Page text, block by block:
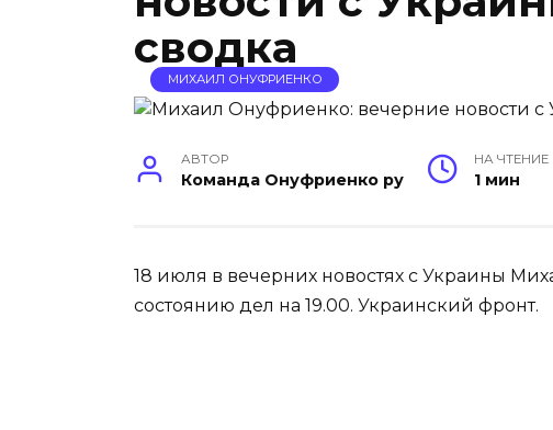
сводка
МИХАИЛ ОНУФРИЕНКО
АВТОР
Команда Онуфриенко ру
НА ЧТЕНИЕ
1 мин
18 июля в вечерних новостях с Украины
состоянию дел на 19.00. Украинский фронт.